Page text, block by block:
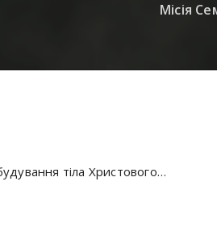
Місія
тіла Христового…